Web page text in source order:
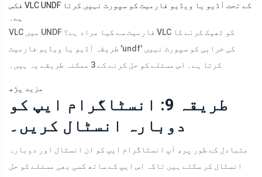
فکس VLC UNDF کے تحت آڈیو یا ویڈیو فارمیٹ کو سپورٹ نہیں کرتا
ہے۔
VLC میں UNDF فارمیٹ سے کیا مراد ہے؟ VLC کو ٹھیک کرنے کا
طریقہ آڈیو یا ویڈیو فارمیٹ 'undf' کی خرابی کو سپورٹ نہیں
کرتا ہے۔ اس مسئلے کو حل کرنے کے 3 ممکنہ طریقے یہ ہیں۔
مزید پڑھ
طریقہ 9: انسٹاگرام ایپ کو
دوبارہ انسٹال کریں۔
متبادل کے طور پر، آپ انسٹاگرام ایپ کو ان انسٹال اور دوبارہ
انسٹال کر سکتے ہیں تاکہ اس ایپ کے ساتھ کسی بھی مسئلے کو حل